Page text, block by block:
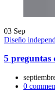
03 Sep
Diseño
5
0